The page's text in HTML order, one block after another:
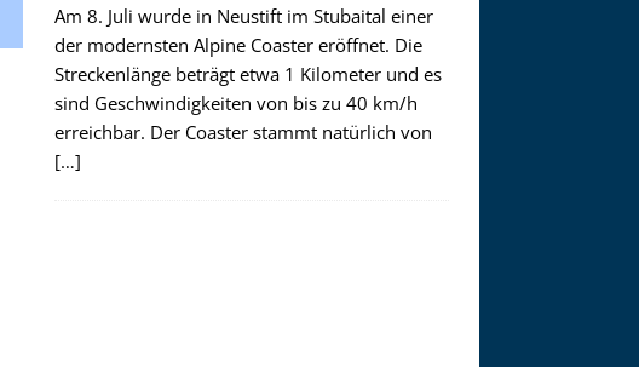
Am 8. Juli wurde in Neustift im Stubaital einer
der modernsten Alpine Coaster eröffnet. Die
Streckenlänge beträgt etwa 1 Kilometer und es
sind Geschwindigkeiten von bis zu 40 km/h
erreichbar. Der Coaster stammt natürlich von
[…]